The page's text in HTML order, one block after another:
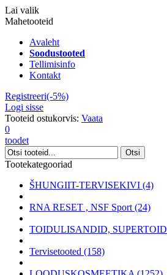
Lai valik
Mahetooteid
Avaleht
Soodustooted
Tellimisinfo
Kontakt
Registreeri(-5%)
Logi sisse
Tooteid ostukorvis: Vaata
0
toodet
Tootekategooriad
ŠHUNGIIT-TERVISEKIVI (4)
RNA RESET , NSF Sport (24)
TOIDULISANDID,
Tervisetooted (158)